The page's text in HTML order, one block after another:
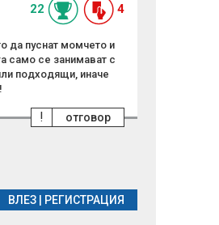
22 4
да пуснат момчето и
само се занимават с
подходящи, иначе
отговор
!
ВЛЕЗ РЕГИСТРАЦИЯ